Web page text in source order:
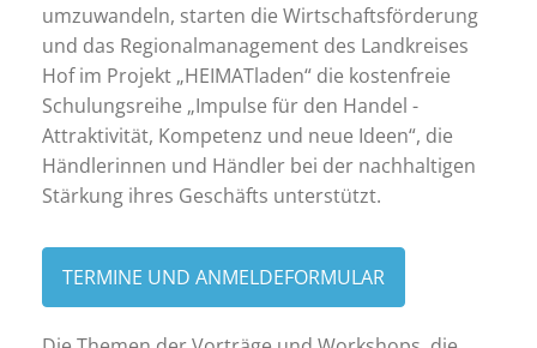
umzuwandeln, starten die Wirtschaftsförderung
und das Regionalmanagement des Landkreises
Hof im Projekt „HEIMATladen“ die kostenfreie
Schulungsreihe „Impulse für den Handel -
Attraktivität, Kompetenz und neue Ideen“, die
Händlerinnen und Händler bei der nachhaltigen
Stärkung ihres Geschäfts unterstützt.
TERMINE UND ANMELDEFORMULAR